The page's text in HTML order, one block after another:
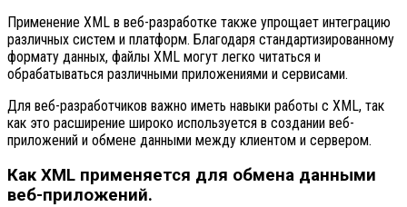
Применение XML в веб-разработке также упрощает интеграцию
различных систем и платформ. Благодаря стандартизированному
формату данных, файлы XML могут легко читаться и
обрабатываться различными приложениями и сервисами.
Для веб-разработчиков важно иметь навыки работы с XML, так
как это расширение широко используется в создании веб-
приложений и обмене данными между клиентом и сервером.
Как XML применяется для обмена данными
веб-приложений.